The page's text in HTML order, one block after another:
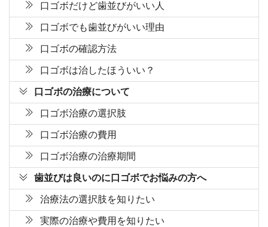
口ゴボだけど歯並びがいい人
口ゴボでも歯並びがいい理由
口ゴボの確認方法
口ゴボは治したほういい？
口ゴボの治療について
口ゴボ治療の選択肢
口ゴボ治療の費用
口ゴボ治療の治療期間
歯並びは良いのに口ゴボでお悩みの方へ
治療法の選択肢を知りたい
実際の治療や費用を知りたい